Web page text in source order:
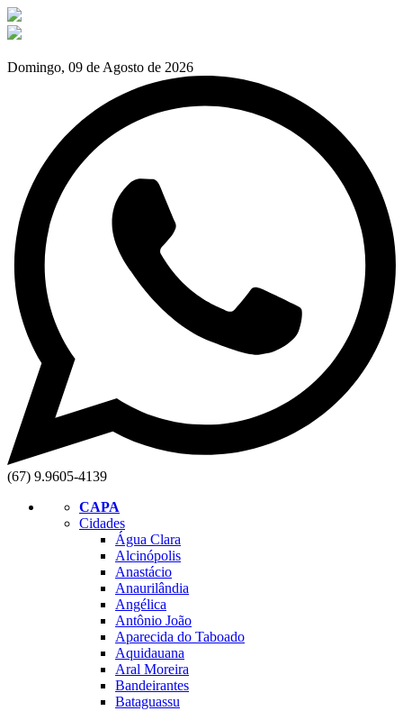
Domingo, 09 de Agosto de 2026
(67) 9.9605-4139
CAPA
Cidades
Água Clara
Alcinópolis
Anastácio
Anaurilândia
Angélica
Antônio João
Aparecida do Taboado
Aquidauana
Aral Moreira
Bandeirantes
Bataguassu